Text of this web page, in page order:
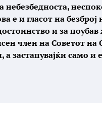
небезбедноста,
е и гласот на безброј
и за
член на Советот
застапувајќи само и